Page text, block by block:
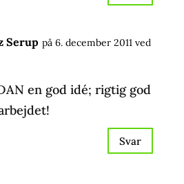
Serup på 6. december 2011 ved
en god idé; rigtig god
Svar